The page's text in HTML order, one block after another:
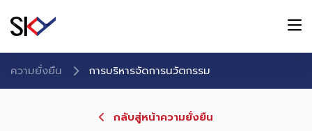
ความยั่งยืน การบริหารจัดการนวัตกรรม
กลับสู่หน้าความยั่งยืน